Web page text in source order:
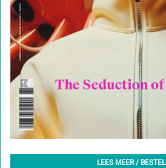
DAMN° 85 - SUMMER 2023
LEES MEER / BESTEL